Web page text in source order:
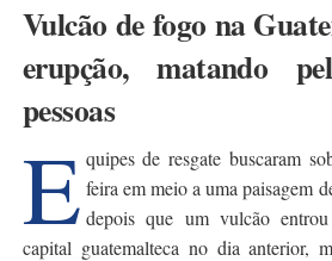
Vulcão de fogo na
erupção, matando
pessoas
E quipes de resgate buscaram
feira em meio a uma paisagem
depois que um vulcão
capital guatemalteca no dia anterior,